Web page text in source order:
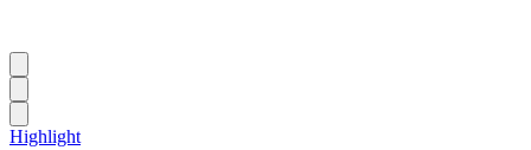
Highlight